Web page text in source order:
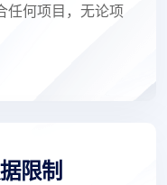
任何项目，无论项
限制